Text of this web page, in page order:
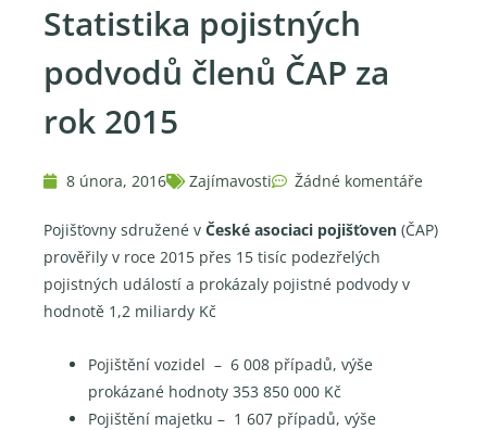
Statistika pojistných
podvodů členů ČAP za
rok 2015
8 února, 2016 Zajímavosti Žádné komentáře
Pojišťovny sdružené v České asociaci pojišťoven (ČAP)
prověřily v roce 2015 přes 15 tisíc podezřelých
pojistných událostí a prokázaly pojistné podvody v
hodnotě 1,2 miliardy Kč
Pojištění vozidel – 6 008 případů, výše
prokázané hodnoty 353 850 000 Kč
Pojištění majetku – 1 607 případů, výše